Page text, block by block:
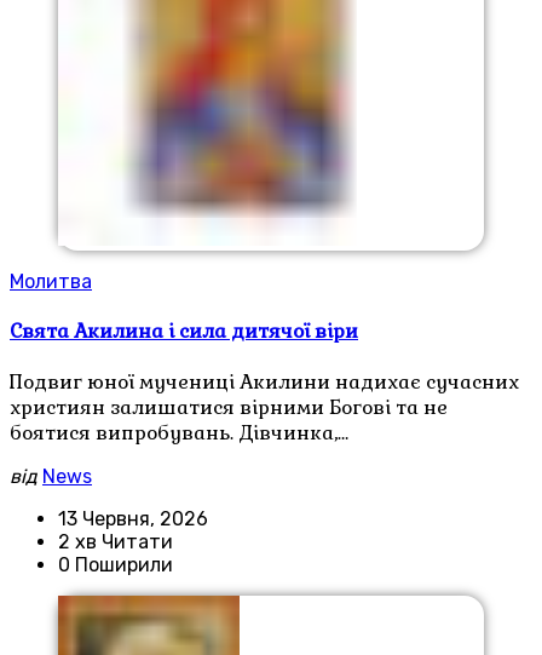
Молитва
Свята Акилина і сила дитячої віри
Подвиг юної мучениці Акилини надихає сучасних
християн залишатися вірними Богові та не
боятися випробувань. Дівчинка,…
від News
13 Червня, 2026
2 хв Читати
0 Поширили